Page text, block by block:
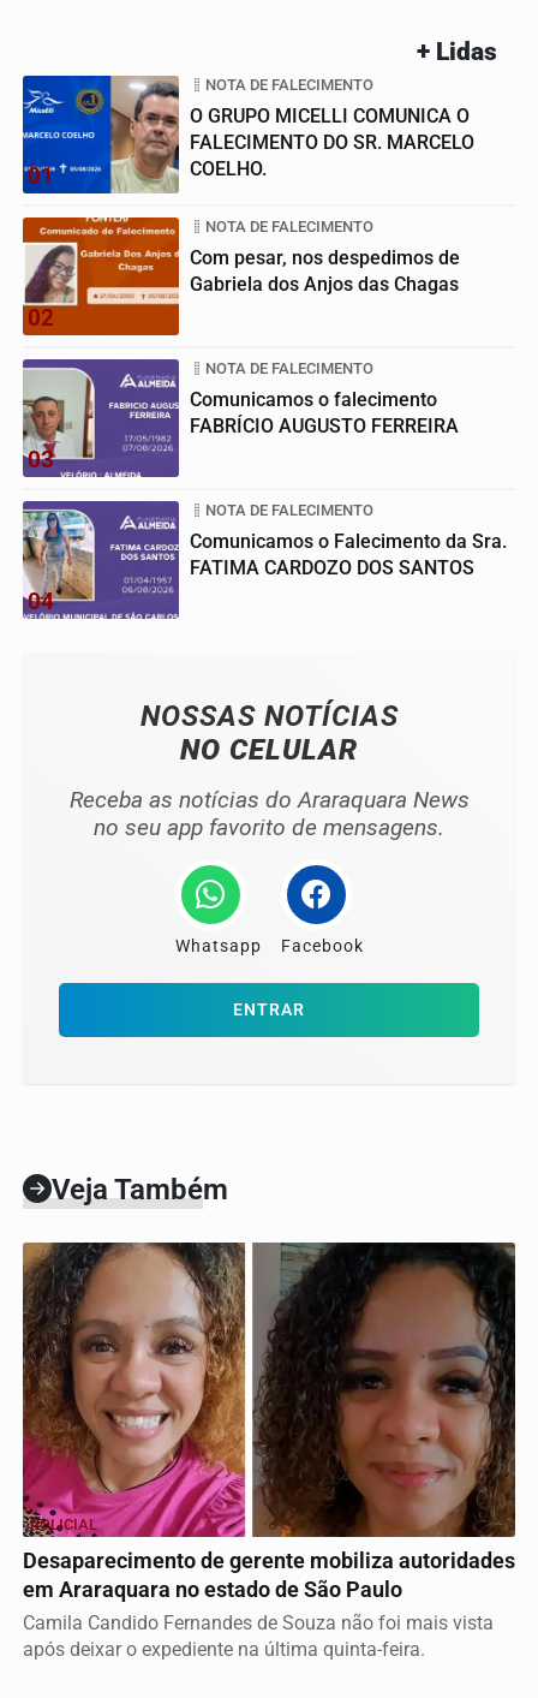
+ Lidas
01
NOTA DE FALECIMENTO
O GRUPO MICELLI COMUNICA O
FALECIMENTO DO SR. MARCELO
COELHO.
02
NOTA DE FALECIMENTO
Com pesar, nos despedimos de
Gabriela dos Anjos das Chagas
03
NOTA DE FALECIMENTO
Comunicamos o falecimento
FABRÍCIO AUGUSTO FERREIRA
04
NOTA DE FALECIMENTO
Comunicamos o Falecimento da Sra.
FATIMA CARDOZO DOS SANTOS
NOSSAS NOTÍCIAS
NO CELULAR
Receba as notícias do Araraquara News
no seu app favorito de mensagens.
Whatsapp Facebook
ENTRAR
Veja Também
POLICIAL
Desaparecimento de gerente mobiliza autoridades
em Araraquara no estado de São Paulo
Camila Candido Fernandes de Souza não foi mais vista
após deixar o expediente na última quinta-feira.